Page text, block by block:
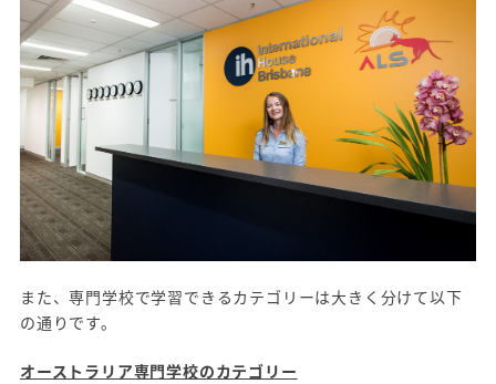
また、専門学校で学習できるカテゴリーは大きく分けて以下
の通りです。
オーストラリア専門学校のカテゴリー